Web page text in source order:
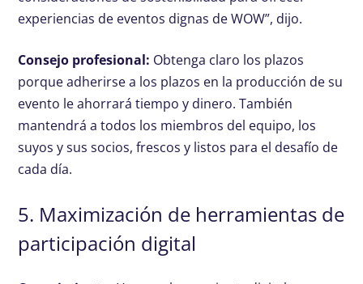
experiencias de eventos dignas de WOW”, dijo.
Consejo profesional: Obtenga claro los plazos
porque adherirse a los plazos en la producción de su
evento le ahorrará tiempo y dinero. También
mantendrá a todos los miembros del equipo, los
suyos y sus socios, frescos y listos para el desafío de
cada día.
5. Maximización de herramientas de
participación digital